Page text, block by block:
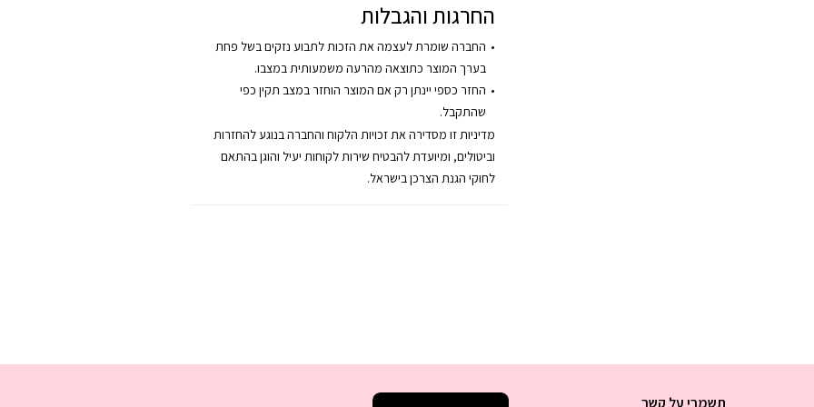
החרגות והגבלות
החברה שומרת לעצמה את הזכות לתבוע נזקים בשל פחת
בערך המוצר כתוצאה מהרעה משמעותית במצבו.
החזר כספי יינתן רק אם המוצר הוחזר במצב תקין כפי
שהתקבל.
מדיניות זו מסדירה את זכויות הלקוח והחברה בנוגע להחזרות
וביטולים, ומיועדת להבטיח שירות לקוחות יעיל והוגן בהתאם
לחוקי הגנת הצרכן בישראל.
תשמרי על קשר